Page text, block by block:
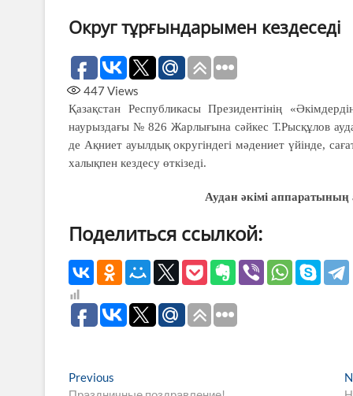
Округ тұрғындарымен кездеседі
447 Views
Қазақстан Республикасы Президентінің
наурыздағы № 826 Жарлығына сәйкес Т.Рысқұлов
де Ақниет ауылдық округіндегі мәдениет үйінде,
халықпен кездесу өткізеді.
Аудан әкімі
Поделиться ссылкой:
Навигация
Previous